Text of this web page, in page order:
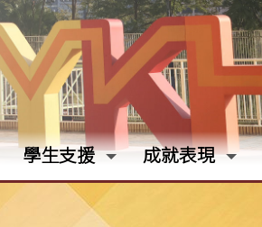
學生支援 成就表現